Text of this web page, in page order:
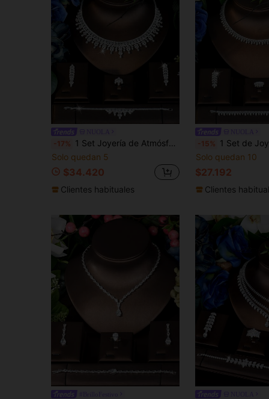
-17% 1 Set Joyería de Atmósfera Estelar con Borlas Huecas Multicapa e Incrustaciones de Circonita + Accesorios de Cadena Fina Trapezoidal de Cobertura Completa + Joyería Llamativa para Foto de Grupo de Hermanas en Fiesta de Cumpleaños Grande
Solo quedan 5
$34.420
Clientes habituales
-15% 1 Set de Joyería con Tono Plateado, Marquesa de CZ, Diseño de Hoja y Cascada,
Solo quedan 10
$27.192
Clientes